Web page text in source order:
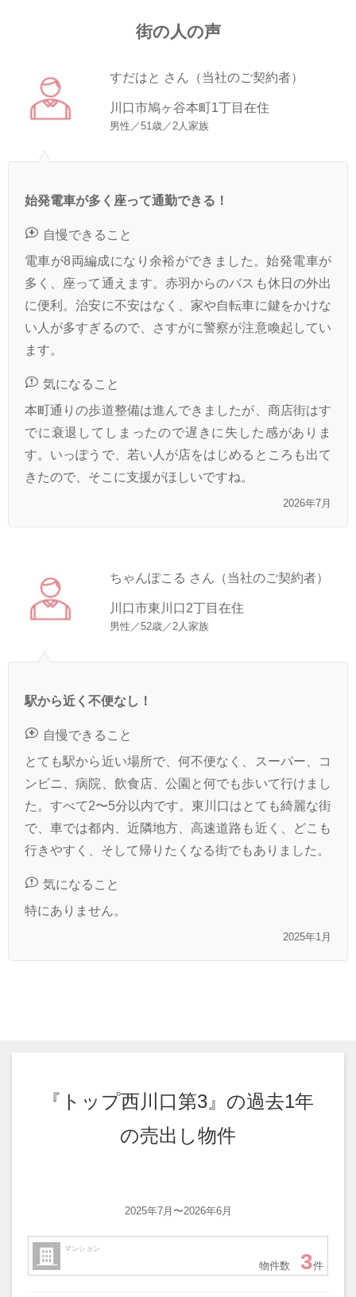
街の人の声
すだはと さん（当社のご契約者）
川口市鳩ヶ谷本町1丁目在住
男性／51歳／2人家族
始発電車が多く座って通勤できる！
自慢できること
電車が8両編成になり余裕ができました。始発電車が
多く、座って通えます。赤羽からのバスも休日の外出
に便利。治安に不安はなく、家や自転車に鍵をかけな
い人が多すぎるので、さすがに警察が注意喚起してい
ます。
気になること
本町通りの歩道整備は進んできましたが、商店街はす
でに衰退してしまったので遅きに失した感がありま
す。いっぽうで、若い人が店をはじめるところも出て
きたので、そこに支援がほしいですね。
2026年7月
ちゃんぽこる さん（当社のご契約者）
川口市東川口2丁目在住
男性／52歳／2人家族
駅から近く不便なし！
自慢できること
とても駅から近い場所で、何不便なく、スーパー、コ
ンビニ、病院、飲食店、公園と何でも歩いて行けまし
た。すべて2〜5分以内です。東川口はとても綺麗な街
で、車では都内、近隣地方、高速道路も近く、どこも
行きやすく、そして帰りたくなる街でもありました。
気になること
特にありません。
2025年1月
『トップ西川口第3』の過去1年
の売出し物件
2025年7月〜2026年6月
マンション
物件数 3件